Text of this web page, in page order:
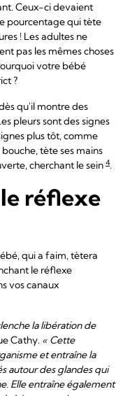
Ceux-ci devaient
pourcentage qui tète
! Les adultes ne
pas les mêmes choses
votre bébé
?
qu'il montre des
pleurs sont des signes
plus tôt, comme
tète ses mains
cherchant le sein 4.
réflexe
qui a faim, tètera
le réflexe
vos canaux
la libération de
Cathy. « Cette
et entraîne la
autour des glandes qui
Elle entraîne également